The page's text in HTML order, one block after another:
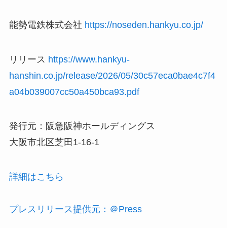
能勢電鉄株式会社 https://noseden.hankyu.co.jp/
リリース https://www.hankyu-
hanshin.co.jp/release/2026/05/30c57eca0bae4c7f4
a04b039007cc50a450bca93.pdf
発行元：阪急阪神ホールディングス
大阪市北区芝田1-16-1
詳細はこちら
プレスリリース提供元：＠Press